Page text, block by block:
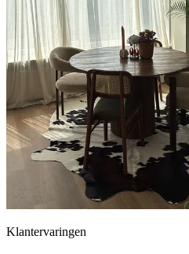
Klantervaringen